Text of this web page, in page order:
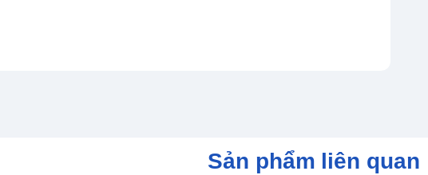
Sản phẩm liên quan